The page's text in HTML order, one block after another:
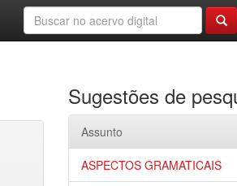
Sugestões de
Assunto
ASPECTOS GRAMATICAIS